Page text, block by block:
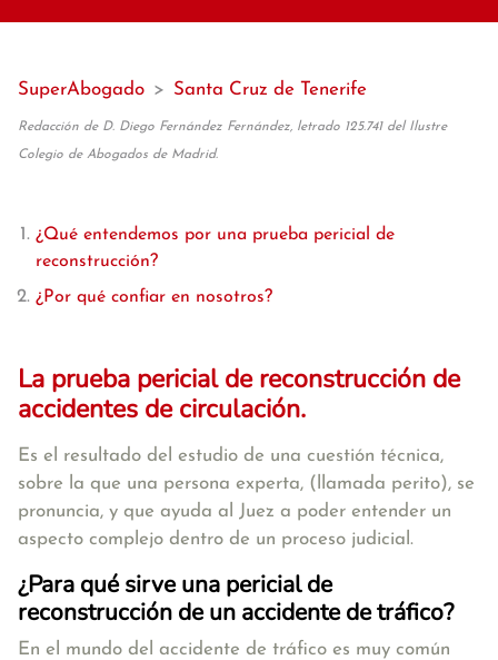
SuperAbogado > Santa Cruz de Tenerife
Redacción de D. Diego Fernández Fernández, letrado 125.741 del Ilustre
Colegio de Abogados de Madrid.
¿Qué entendemos por una prueba pericial de
reconstrucción?
¿Por qué confiar en nosotros?
La prueba pericial de reconstrucción de
accidentes de circulación.
Es el resultado del estudio de una cuestión técnica,
sobre la que una persona experta, (llamada perito), se
pronuncia, y que ayuda al Juez a poder entender un
aspecto complejo dentro de un proceso judicial.
¿Para qué sirve una pericial de
reconstrucción de un accidente de tráfico?
En el mundo del accidente de tráfico es muy común